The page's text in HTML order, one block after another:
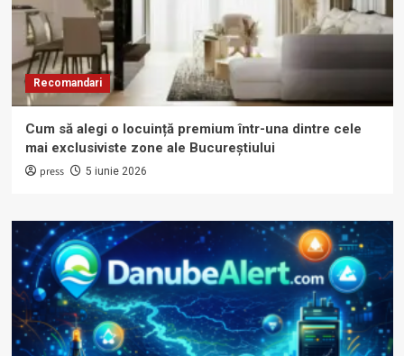
Recomandari
Cum să alegi o locuință premium într-una dintre cele
mai exclusiviste zone ale Bucureștiului
press 5 iunie 2026